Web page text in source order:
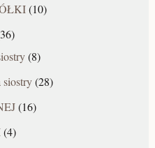
(10)
(8)
(28)
(16)
(4)